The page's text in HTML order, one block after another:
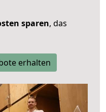
sparen, das
erhalten